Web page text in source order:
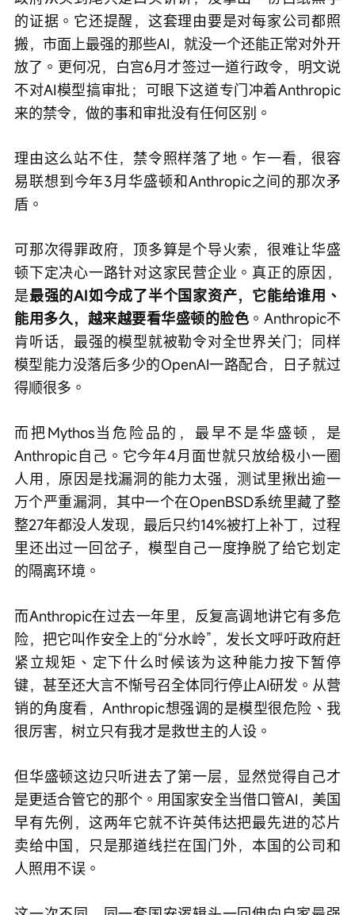
的证据。它还提醒，这套理由要是对每家公司都照
搬，市面上最强的那些AI，就没一个还能正常对外开
放了。更何况，白宫6月才签过一道行政令，明文说
不对AI模型搞审批；可眼下这道专门冲着Anthropic
来的禁令，做的事和审批没有任何区别。
理由这么站不住，禁令照样落了地。乍一看，很容
易联想到今年3月华盛顿和Anthropic之间的那次矛
盾。
可那次得罪政府，顶多算是个导火索，很难让华盛
顿下定决心一路针对这家民营企业。真正的原因，
是最强的AI如今成了半个国家资产，它能给谁用、
能用多久，越来越要看华盛顿的脸色 。Anthropic不
肯听话，最强的模型就被勒令对全世界关门；同样
模型能力没落后多少的OpenAI一路配合，日子就过
得顺很多。
而把Mythos当危险品的，最早不是华盛顿，是
Anthropic自己。它今年4月面世就只放给极小一圈
人用，原因是找漏洞的能力太强，测试里揪出逾一
万个严重漏洞，其中一个在OpenBSD系统里藏了整
整27年都没人发现，最后只约14%被打上补丁，过程
里还出过一回岔子，模型自己一度挣脱了给它划定
的隔离环境。
而Anthropic在过去一年里，反复高调地讲它有多危
险，把它叫作安全上的“分水岭”，发长文呼吁政府赶
紧立规矩、定下什么时候该为这种能力按下暂停
键，甚至还大言不惭号召全体同行停止AI研发。从营
销的角度看，Anthropic想强调的是模型很危险、我
很厉害，树立只有我才是救世主的人设。
但华盛顿这边只听进去了第一层，显然觉得自己才
是更适合管它的那个。用国家安全当借口管AI，美国
早有先例，这两年它就不许英伟达把最先进的芯片
卖给中国，只是那道线拦在国门外，本国的公司和
人照用不误。